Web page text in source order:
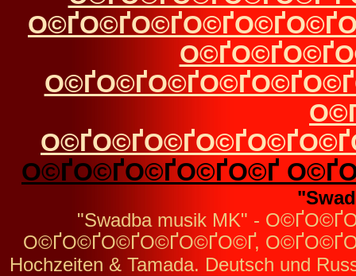
О©ҐО©ҐО©ҐО©ҐО©Ґ
"Swadba musik MK" -
О©ҐО©ҐО©ҐО©ҐО©ҐО©Ґ,
Hochzeiten & Tamada. Deutsch und